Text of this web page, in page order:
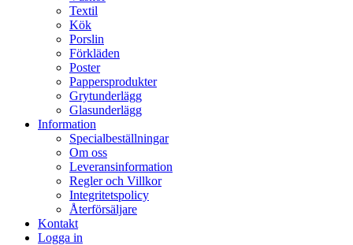
Textil
Kök
Porslin
Förkläden
Poster
Pappersprodukter
Grytunderlägg
Glasunderlägg
Information
Specialbeställningar
Om oss
Leveransinformation
Regler och Villkor
Integritetspolicy
Återförsäljare
Kontakt
Logga in